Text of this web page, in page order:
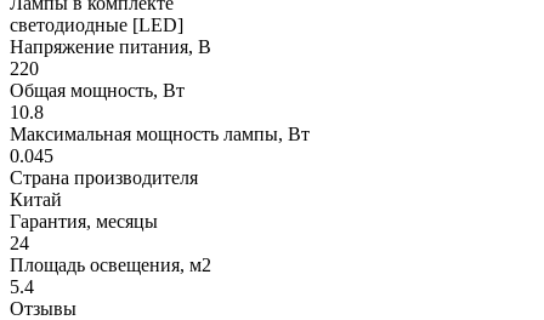
светодиодные [LED]
Напряжение питания, В
220
Общая мощность, Вт
10.8
Максимальная мощность лампы, Вт
0.045
Страна производителя
Китай
Гарантия, месяцы
24
Площадь освещения, м2
5.4
Отзывы